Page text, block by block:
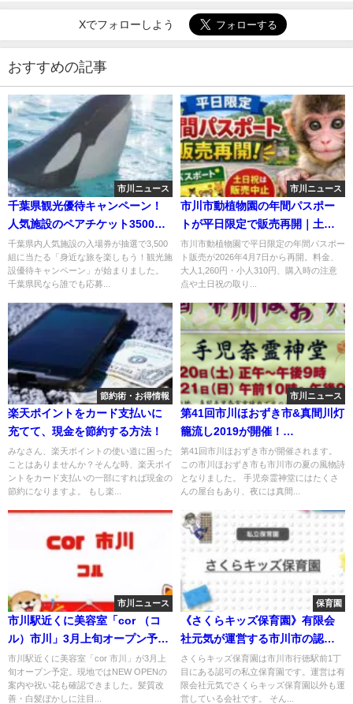
Xでフォローしよう
おすすめの記事
市川ニュース
千葉県観光優待キャンペーン！
人気施設のペアチケット3500組
プレゼント！
千葉県内人気施設の入場券が抽選で3,500
組に当たる「身近な旅を楽しもう！観光施
設優待キャンペーン」が始まりました。
千葉県民なら誰でも応募...
市川ニュース
市川市動植物園の年間パスポー
トが平日限定で販売再開｜土日
祝は引き続き中止
市川市動植物園で平日限定の年間パスポー
ト販売が2026年4月7日から再開。料金、
大人1,260円・小人310円、購入時の注意
点や土日祝の取り...
節約術・お得情報
楽天ポイントをカード支払いに
充てて、現金を節約する方法！
みなさん、楽天ポイントの使い道に困った
ことはありませんか？そんな時、楽天ポイ
ントをカード支払いの一部にすれば現金の
節約になりますよ。 もし楽...
市川ニュース
第41回市川ほおずき市&真間川灯
籠流し2019が開催！
7/20(土)7/21(日)
第41回市川ほおずき市が開催されます。
この市川ほおずき市も市川市の夏の風物詩
となりました。 手児奈霊神堂にはたくさ
んの屋台もあり、夜には真間...
市川ニュース
市川駅近くに美容室「cor （コ
ル）市川」3月上旬オープン予
定、髪質改善・白髪ぼかしに注
目
市川駅近くに美容室「cor 市川」が3月上
旬オープン予定。現地ではNEW OPENの
案内や祝い花も確認できました。髪質改
善・白髪ぼかしに注目...
保育園
《さくらキッズ保育園》有限会
社元気が運営する市川市の認可
保育園！
さくらキッズ保育園は市川市行徳駅前1丁
目にある認可の私立保育園です。運営は有
限会社元気でさくらキッズ保育園以外も運
営している会社です。 そん...